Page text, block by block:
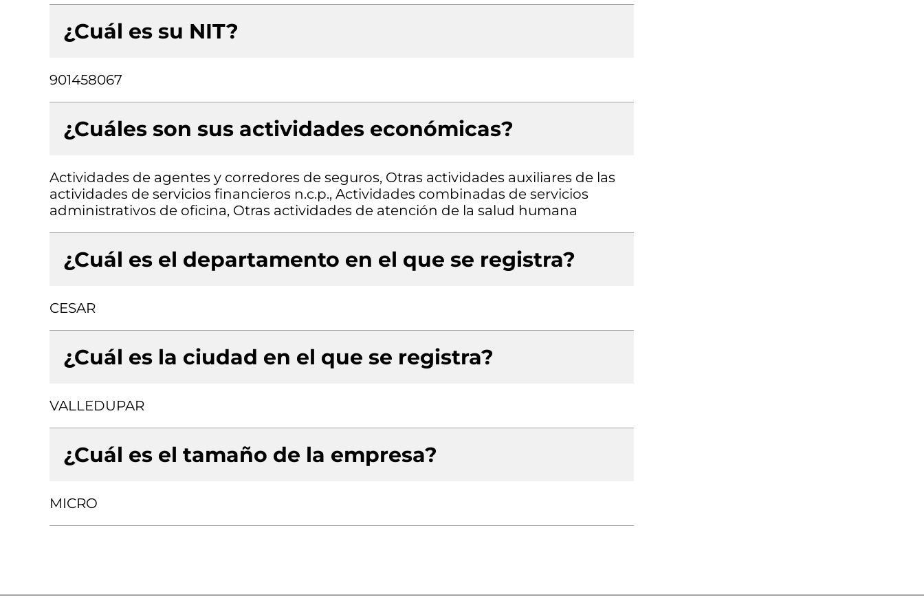
¿Cuál es su NIT?
901458067
¿Cuáles son sus actividades económicas?
Actividades de agentes y corredores de seguros, Otras actividades auxiliares de las
actividades de servicios financieros n.c.p., Actividades combinadas de servicios
administrativos de oficina, Otras actividades de atención de la salud humana
¿Cuál es el departamento en el que se registra?
CESAR
¿Cuál es la ciudad en el que se registra?
VALLEDUPAR
¿Cuál es el tamaño de la empresa?
MICRO